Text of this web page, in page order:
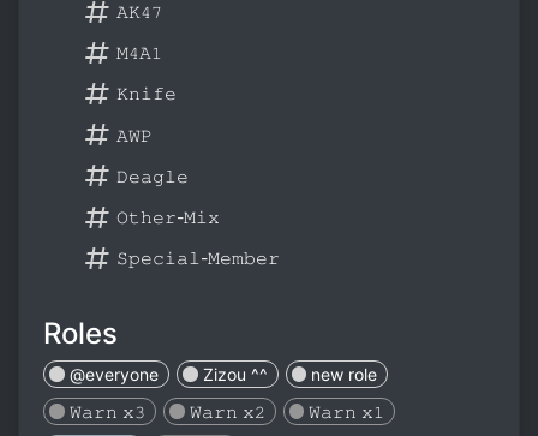
𝙰𝙺𝟺𝟽
𝙼𝟺𝙰𝟷
𝙺𝚗𝚒𝚏𝚎
𝙰𝚆𝙿
𝙳𝚎𝚊𝚐𝚕𝚎
𝙾𝚝𝚑𝚎𝚛-𝙼𝚒𝚡
𝚂𝚙𝚎𝚌𝚒𝚊𝚕-𝙼𝚎𝚖𝚋𝚎𝚛
Roles
@everyone Zizou ^^
new role
𝚆𝚊𝚛𝚗 𝚡𝟹
𝚆𝚊𝚛𝚗 𝚡𝟸
𝚆𝚊𝚛𝚗 𝚡𝟷